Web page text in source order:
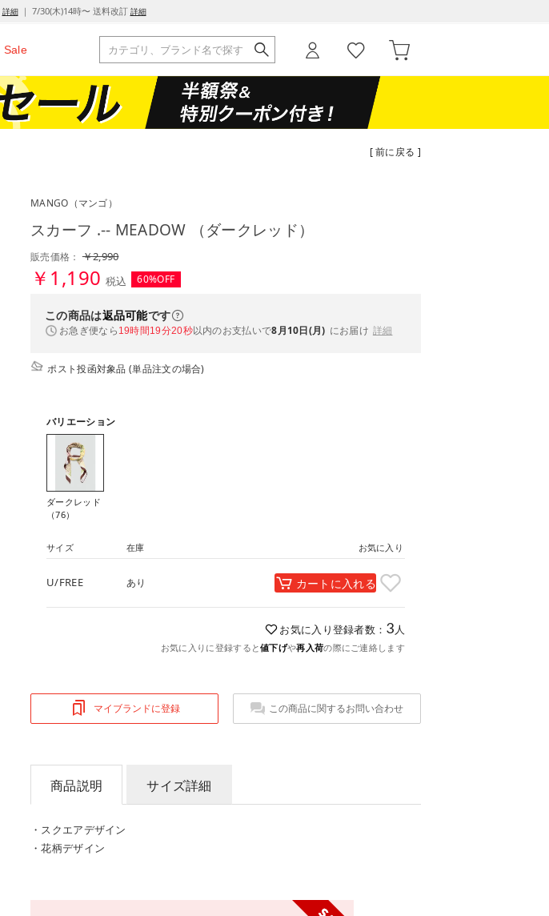
詳細｜ 7/30(木)14時〜 送料改訂 詳細
Sale
[ 前に戻る ]
MANGO （マンゴ）
スカーフ .-- MEADOW （ダークレッド）
販売価格：￥2,990
￥1,190 税込 60%OFF
この商品は返品可能です
お急ぎ便なら 19時間19分19秒以内のお支払いで8月10日(月) にお届け 詳細
ポスト投函対象品 (単品注文の場合)
バリエーション
ダークレッド
（76）
サイズ 在庫 お気に入り
U/FREE あり カートに入れる
お気に入り登録者数： 3 人
お気に入りに登録すると値下げや再入荷の際にご連絡します
マイブランドに登録 この商品に関するお問い合わせ
商品説明 サイズ詳細
・スクエアデザイン
・花柄デザイン